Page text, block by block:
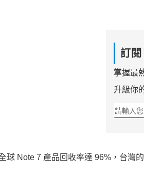
訂
掌握最
升級你
球 Note 7 產品回收率達 96%，台灣